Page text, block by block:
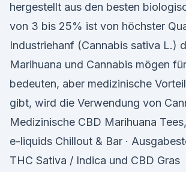
hergestellt aus den besten
von 3 bis 25% ist von höchster
Industriehanf (Cannabis sativa L.)
Marihuana und Cannabis mögen
bedeuten, aber medizinische
gibt, wird die Verwendung von
Medizinische CBD Marihuana
e-liquids Chillout & Bar ·
THC Sativa / Indica und CBD Gras